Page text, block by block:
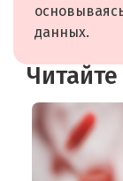
данных.